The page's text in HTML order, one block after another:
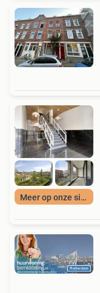
Meer op onze site